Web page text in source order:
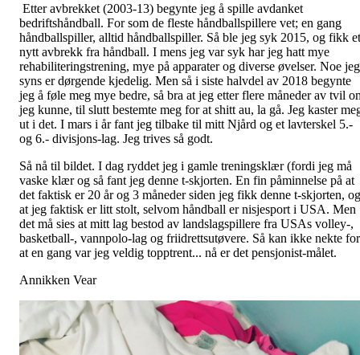
Etter avbrekket (2003-13) begynte jeg å spille avdanket
bedriftshåndball. For som de fleste håndballspillere vet; en gang
håndballspiller, alltid håndballspiller. Så ble jeg syk 2015, og fikk et
nytt avbrekk fra håndball. I mens jeg var syk har jeg hatt mye
rehabiliteringstrening, mye på apparater og diverse øvelser. Noe jeg
syns er dørgende kjedelig. Men så i siste halvdel av 2018 begynte
jeg å føle meg mye bedre, så bra at jeg etter flere måneder av tvil
jeg kunne, til slutt bestemte meg for at shitt au, la gå. Jeg kaster
ut i det. I mars i år fant jeg tilbake til mitt Njård og et lavterskel 5.-
og 6.- divisjons-lag. Jeg trives så godt.
Så nå til bildet. I dag ryddet jeg i gamle treningsklær (fordi jeg må
vaske klær og så fant jeg denne t-skjorten. En fin påminnelse på at
det faktisk er 20 år og 3 måneder siden jeg fikk denne t-skjorten, og
at jeg faktisk er litt stolt, selvom håndball er nisjesport i USA. Men
det må sies at mitt lag bestod av landslagspillere fra USAs volley-,
basketball-, vannpolo-lag og friidrettsutøvere. Så kan ikke nekte for
at en gang var jeg veldig topptrent... nå er det pensjonist-målet.
Annikken Vear